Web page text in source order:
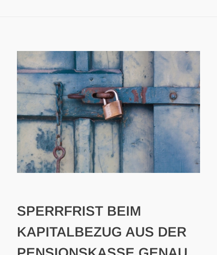
SPERRFRIST BEIM
KAPITALBEZUG AUS DER